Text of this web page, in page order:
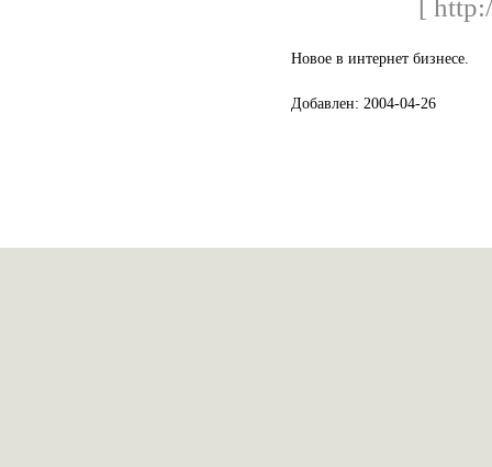
[
Новое в интернет бизнесе.
Добавлен: 2004-04-26